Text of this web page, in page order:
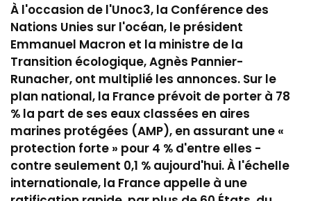
À l'occasion de l'Unoc3, la Conférence des
Nations Unies sur l'océan, le président
Emmanuel Macron et la ministre de la
Transition écologique, Agnès Pannier-
Runacher, ont multiplié les annonces. Sur le
plan national, la France prévoit de porter à 78
% la part de ses eaux classées en aires
marines protégées (AMP), en assurant une «
protection forte » pour 4 % d'entre elles -
contre seulement 0,1 % aujourd'hui. À l'échelle
internationale, la France appelle à une